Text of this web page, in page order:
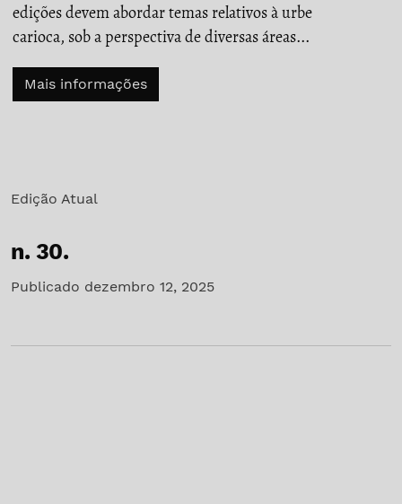
edições devem abordar temas relativos à urbe
carioca, sob a perspectiva de diversas áreas...
Mais informações
Edição Atual
n. 30.
Publicado dezembro 12, 2025